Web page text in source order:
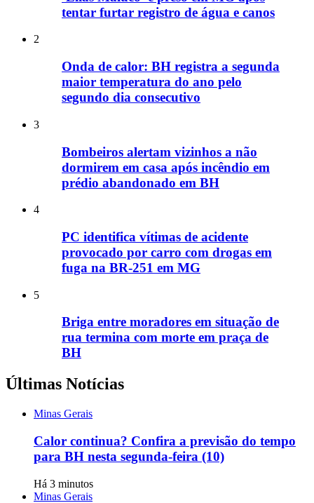
tentar furtar registro de água e canos
2
Onda de calor: BH registra a segunda
maior temperatura do ano pelo
segundo dia consecutivo
3
Bombeiros alertam vizinhos a não
dormirem em casa após incêndio em
prédio abandonado em BH
4
PC identifica vítimas de acidente
provocado por carro com drogas em
fuga na BR-251 em MG
5
Briga entre moradores em situação de
rua termina com morte em praça de
BH
Últimas Notícias
Minas Gerais
Calor continua? Confira a previsão do tempo
para BH nesta segunda-feira (10)
Há 3 minutos
Minas Gerais